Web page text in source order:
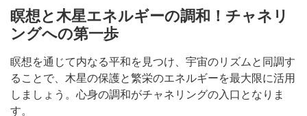
瞑想と木星エネルギーの調和！チャネリ
ングへの第一歩
瞑想を通じて内なる平和を見つけ、宇宙のリズムと同調す
ることで、木星の保護と繁栄のエネルギーを最大限に活用
しましょう。心身の調和がチャネリングの入口となりま
す。